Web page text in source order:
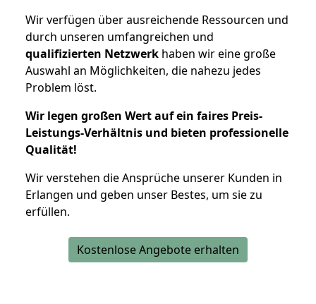
Wir verfügen über ausreichende Ressourcen und
durch unseren umfangreichen und
qualifizierten Netzwerk haben wir eine große
Auswahl an Möglichkeiten, die nahezu jedes
Problem löst.
Wir legen großen Wert auf ein faires Preis-
Leistungs-Verhältnis und bieten professionelle
Qualität!
Wir verstehen die Ansprüche unserer Kunden in
Erlangen und geben unser Bestes, um sie zu
erfüllen.
Kostenlose Angebote erhalten